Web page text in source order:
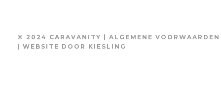
© 2024 CARAVANITY | ALGEMENE VOORWAARDEN
| WEBSITE DOOR KIESLING